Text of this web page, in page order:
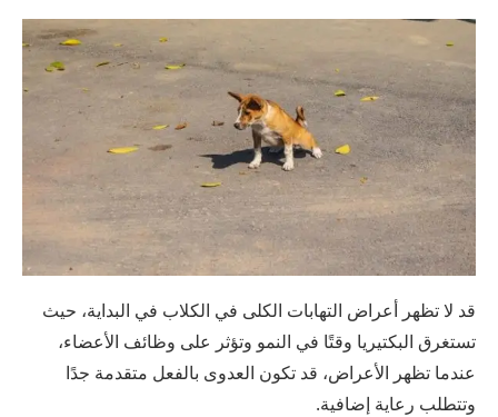
قد لا تظهر أعراض التهابات الكلى في الكلاب في البداية، حيث
تستغرق البكتيريا وقتًا في النمو وتؤثر على وظائف الأعضاء،
عندما تظهر الأعراض، قد تكون العدوى بالفعل متقدمة جدًا
وتتطلب رعاية إضافية.